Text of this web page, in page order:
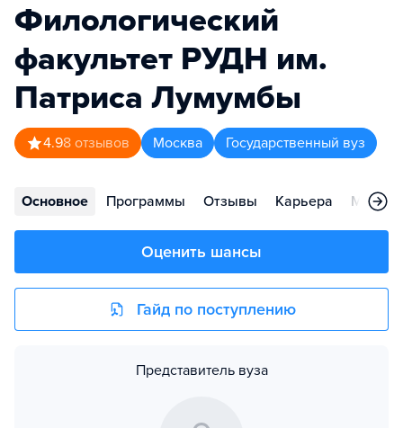
Филологический
факультет РУДН им.
Патриса Лумумбы
4.98 отзывов Москва Государственный вуз
Основное Программы Отзывы Карьера
Оценить шансы
Гайд по поступлению
Представитель вуза